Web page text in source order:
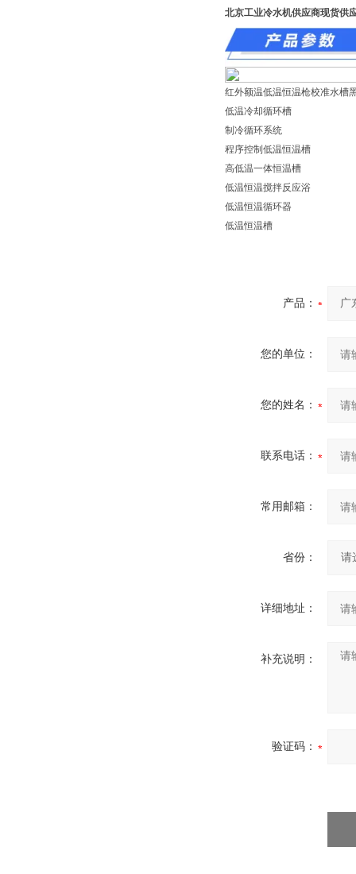
北京工业冷水机供应商现货供
红外额温低温恒温枪校准水槽
低温冷却循环槽
制冷循环系统
程序控制低温恒温槽
高低温一体恒温槽
低温恒温搅拌反应浴
低温恒温循环器
低温恒温槽
产品：
您的单位：
您的姓名：
联系电话：
常用邮箱：
省份：
详细地址：
补充说明：
验证码：